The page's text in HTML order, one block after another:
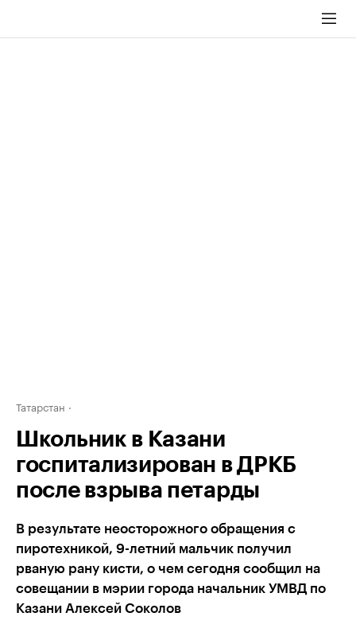
Татарстан
Школьник в Казани
госпитализирован в ДРКБ
после взрыва петарды
В результате неосторожного обращения с
пиротехникой, 9-летний мальчик получил
рваную рану кисти, о чем сегодня сообщил на
совещании в мэрии города начальник УМВД по
Казани Алексей Соколов